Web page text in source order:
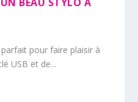
pour faire plaisir à
USB et de...